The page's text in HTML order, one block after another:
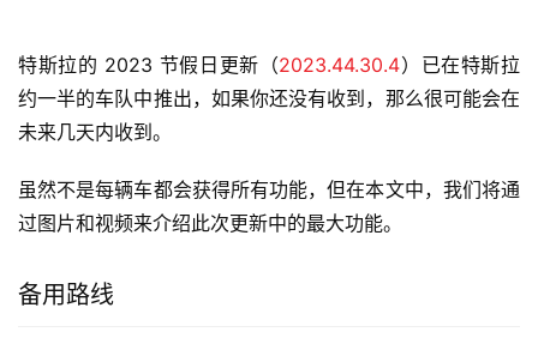
特斯拉的 2023 节假日更新（2023.44.30.4）已在特斯拉
约一半的车队中推出，如果你还没有收到，那么很可能会在
未来几天内收到。
虽然不是每辆车都会获得所有功能，但在本文中，我们将通
过图片和视频来介绍此次更新中的最大功能。
备用路线